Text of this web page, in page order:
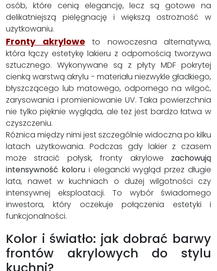
osób, które cenią elegancję, lecz są gotowe na
delikatniejszą pielęgnację i większą ostrożność w
użytkowaniu.
Fronty akrylowe to nowoczesna alternatywa,
która łączy estetykę lakieru z odpornością tworzywa
sztucznego. Wykonywane są z płyty MDF pokrytej
cienką warstwą akrylu - materiału niezwykle gładkiego,
błyszczącego lub matowego, odpornego na wilgoć,
zarysowania i promieniowanie UV. Taka powierzchnia
nie tylko pięknie wygląda, ale też jest bardzo łatwa w
czyszczeniu.
Różnica między nimi jest szczególnie widoczna po kilku
latach użytkowania. Podczas gdy lakier z czasem
może stracić połysk, fronty akrylowe zachowują
intensywność kolorui elegancki wygląd przez długie
lata, nawet w kuchniach o dużej wilgotności czy
intensywnej eksploatacji. To wybór świadomego
inwestora, który oczekuje połączenia estetyki i
funkcjonalności.
Kolor i światło: jak dobrać barwy
frontów akrylowych do stylu